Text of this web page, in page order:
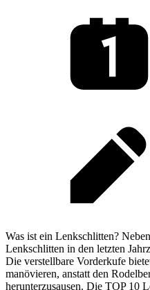
Was ist ein Lenkschlitten?
Lenkschlitten in den letzten
Die verstellbare Vorderkufe
manövieren, anstatt den
herunterzusausen. Die TOP 10